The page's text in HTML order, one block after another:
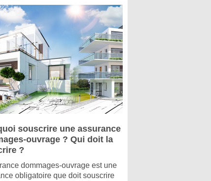
souscrire une assurance
ouvrage ? Qui doit la
?
dommages-ouvrage est une
obligatoire que doit souscrire